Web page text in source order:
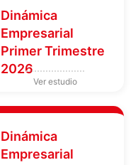
Dinámica
Empresarial
Primer Trimestre
2026
Dinámica
Empresarial